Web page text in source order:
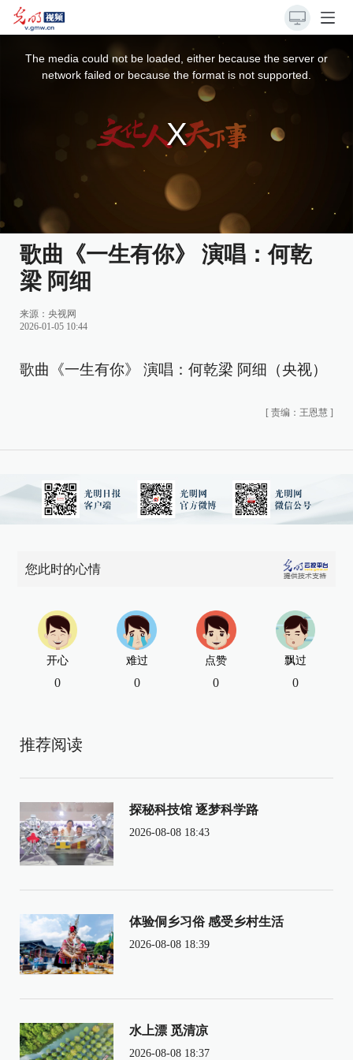
The media could not be loaded, either because the server or
network failed or because the format is not supported.
歌曲《一生有你》 演唱：何乾
梁 阿细
来源： 央视网
2026-01-05 10:44
歌曲《一生有你》 演唱：何乾梁 阿细（央视）
[ 责编：王恩慧 ]
您此时的心情
开心
0
难过
0
点赞
0
飘过
0
推荐阅读
探秘科技馆 逐梦科学路
2026-08-08 18:43
体验侗乡习俗 感受乡村生活
2026-08-08 18:39
水上漂 觅清凉
2026-08-08 18:37